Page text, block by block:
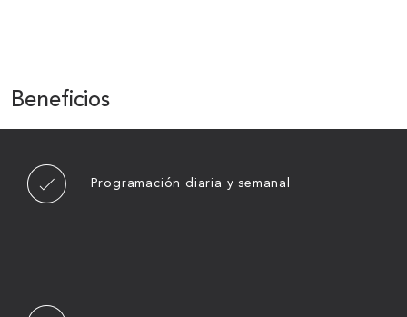
Beneficios
Programación diaria y semanal